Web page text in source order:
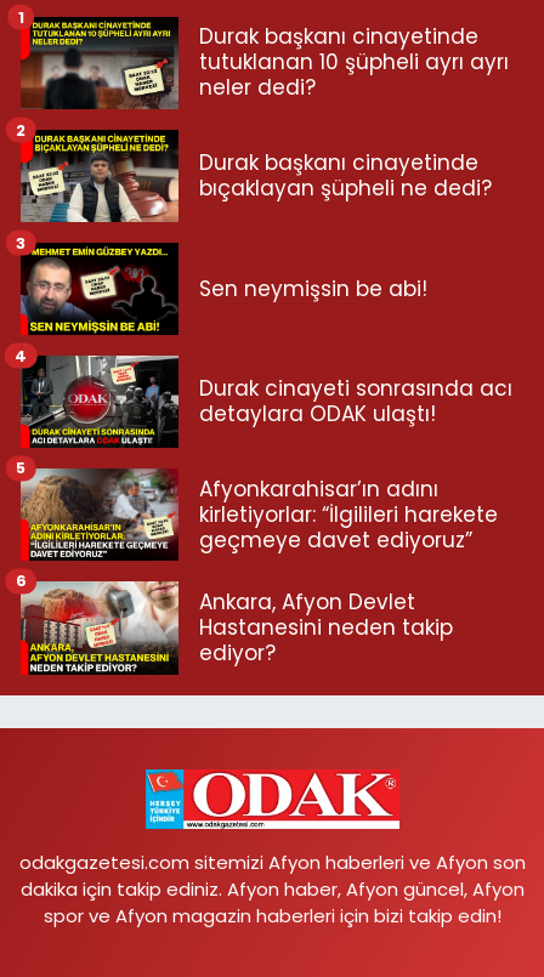
Durak başkanı cinayetinde
tutuklanan 10 şüpheli ayrı ayrı
neler dedi?
1
Durak başkanı cinayetinde
bıçaklayan şüpheli ne dedi?
2
Sen neymişsin be abi!
3
Durak cinayeti sonrasında acı
detaylara ODAK ulaştı!
4
Afyonkarahisar’ın adını
kirletiyorlar: “İlgilileri harekete
geçmeye davet ediyoruz”
5
Ankara, Afyon Devlet
Hastanesini neden takip
ediyor?
6
odakgazetesi.com sitemizi Afyon haberleri ve Afyon son
dakika için takip ediniz. Afyon haber, Afyon güncel, Afyon
spor ve Afyon magazin haberleri için bizi takip edin!